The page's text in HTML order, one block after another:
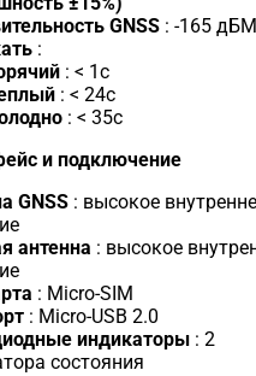
GNSS : -165 дБМ
:
: < 1с
: < 24с
: < 35с
и подключение
GNSS : высокое
антенна : высокое
: Micro-SIM
: Micro-USB 2.0
индикаторы : 2
состояния